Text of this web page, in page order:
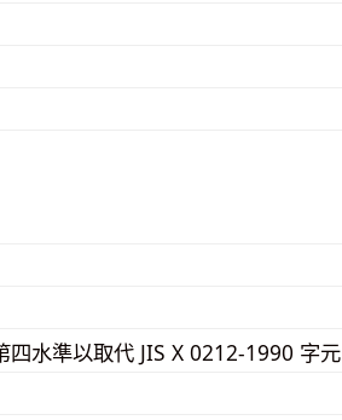
水準以取代 JIS X 0212-1990 字元